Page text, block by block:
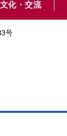
化・交流
号